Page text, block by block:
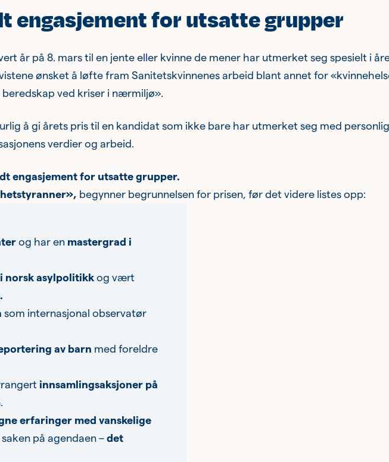
engasjement for utsatte grupper
år på 8. mars til en jente eller kvinne de mener har utmerket seg spesielt i
ønsket å løfte fram Sanitetskvinnenes arbeid blant annet for
ved kriser i nærmiljø».
å gi årets pris til en kandidat som ikke bare har utmerket seg med personlig
verdier og arbeid.
engasjement for utsatte grupper.
begynner begrunnelsen for prisen, før det videre listes opp:
og har en mastergrad i
norsk asylpolitikkog vært
som internasjonal observatør
av barn med foreldre
innsamlingsaksjoner på
erfaringer med vanskelige
på agendaen – det